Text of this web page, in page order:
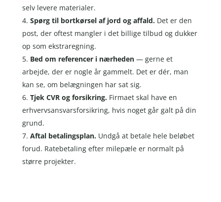
selv levere materialer.
Spørg til bortkørsel af jord og affald.Det er den
post, der oftest mangler i det billige tilbud og dukker
op som ekstraregning.
Bed om referencer i nærheden— gerne et
arbejde, der er nogle år gammelt. Det er dér, man
kan se, om belægningen har sat sig.
Tjek CVR og forsikring.Firmaet skal have en
erhvervsansvarsforsikring, hvis noget går galt på din
grund.
Aftal betalingsplan.Undgå at betale hele beløbet
forud. Ratebetaling efter milepæle er normalt på
større projekter.